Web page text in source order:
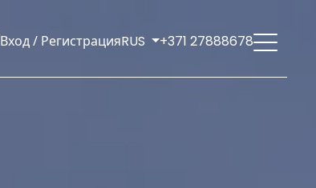
Вход / РегистрацияRUS +371 27888678